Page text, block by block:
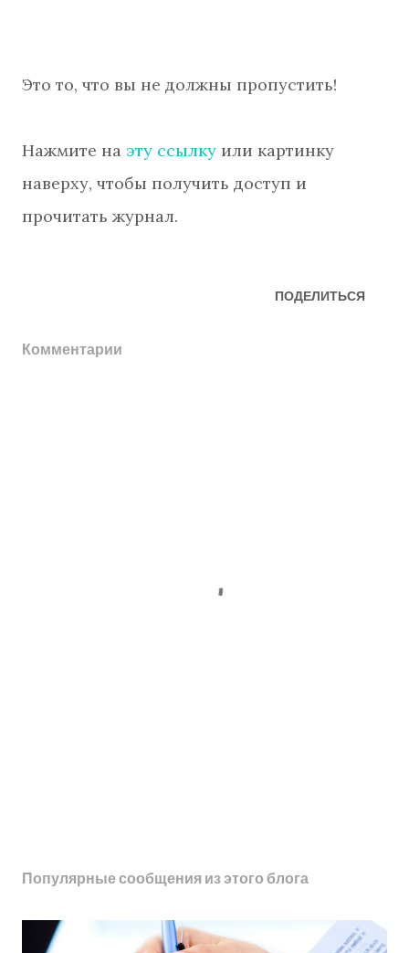
Это то, что вы не должны пропустить!
Нажмите на эту ссылку или картинку
наверху, чтобы получить доступ и
прочитать журнал.
ПОДЕЛИТЬСЯ
Комментарии
Популярные сообщения из этого блога